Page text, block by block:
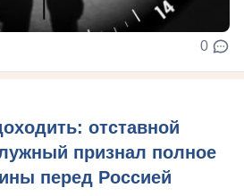
0
отставной
признал полное
перед Россией